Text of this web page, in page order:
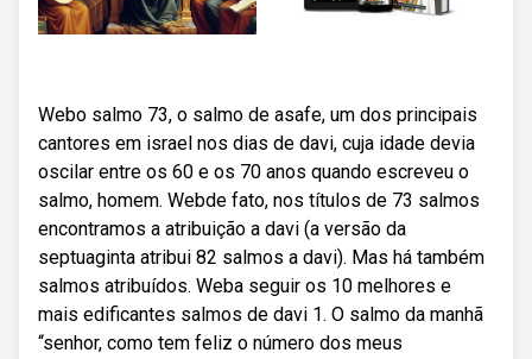
Webo salmo 73, o salmo de asafe, um dos principais
cantores em israel nos dias de davi, cuja idade devia
oscilar entre os 60 e os 70 anos quando escreveu o
salmo, homem. Webde fato, nos títulos de 73 salmos
encontramos a atribuição a davi (a versão da
septuaginta atribui 82 salmos a davi). Mas há também
salmos atribuídos. Weba seguir os 10 melhores e
mais edificantes salmos de davi 1. O salmo da manhã
“senhor, como tem feliz o número dos meus